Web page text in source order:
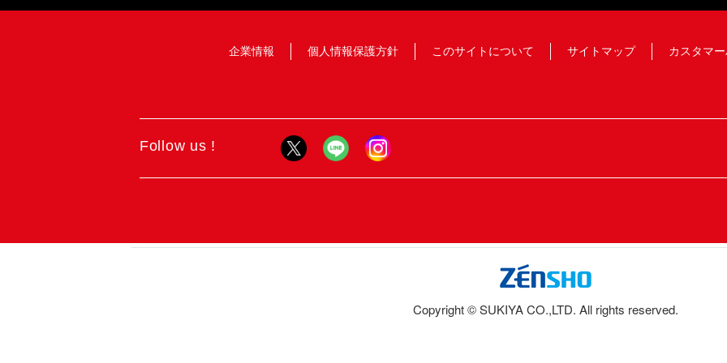
企業情報 個人情報保護方針 このサイトについて サイトマップ カスタマ
Follow us !
Copyright © SUKIYA CO.,LTD. All rights reserved.